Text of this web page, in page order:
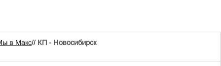
в Mакс// КП - Новосибирск